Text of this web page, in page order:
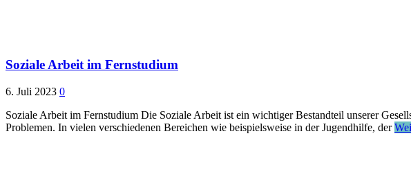
Soziale Arbeit im Fernstudium
6. Juli 2023 0
Soziale Arbeit im Fernstudium Die Soziale Arbeit ist ein wichtiger Bestandteil unserer
Problemen. In vielen verschiedenen Bereichen wie beispielsweise in der Jugendhilfe, der